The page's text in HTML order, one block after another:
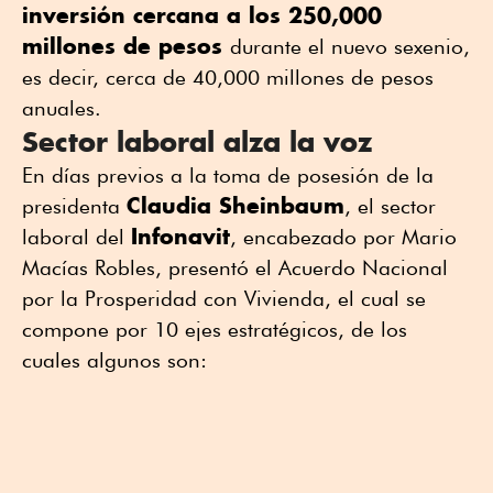
inversión cercana a los 250,000
millones de pesos durante el nuevo sexenio,
es decir, cerca de 40,000 millones de pesos
anuales.
Sector laboral alza la voz
En días previos a la toma de posesión de la
presidenta Claudia Sheinbaum, el sector
laboral del Infonavit, encabezado por Mario
Macías Robles, presentó el Acuerdo Nacional
por la Prosperidad con Vivienda, el cual se
compone por 10 ejes estratégicos, de los
cuales algunos son: